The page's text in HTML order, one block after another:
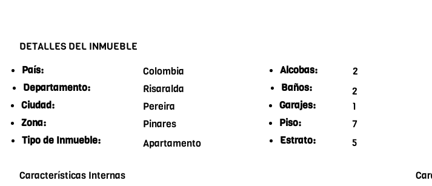
Características Internas
DETALLES DEL INMUEBLE
País:
Colombia
Departamento:
Risaralda
Ciudad:
Pereira
Zona:
Pinares
Tipo de Inmueble:
Apartamento
Alcobas:
2
Baños:
2
Garajes:
1
Piso:
7
Estrato:
5